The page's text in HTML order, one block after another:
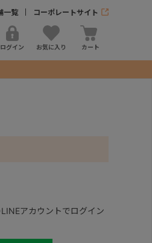
一覧 コーポレートサイト
ログイン お気に入り カート
アカウントでログイン